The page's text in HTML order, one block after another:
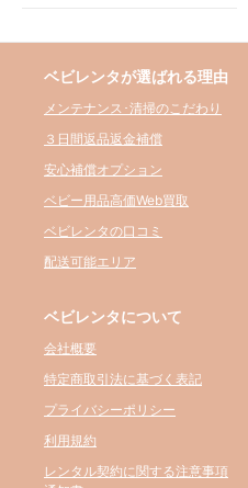
ベビレンタが選ばれる理由
メンテナンス･清掃のこだわり
３日間返品返金補償
安心補償オプション
ベビー用品高価Web買取
ベビレンタの口コミ
配送可能エリア
ベビレンタについて
会社概要
特定商取引法に基づく表記
プライバシーポリシー
利用規約
レンタル契約に関する注意事項